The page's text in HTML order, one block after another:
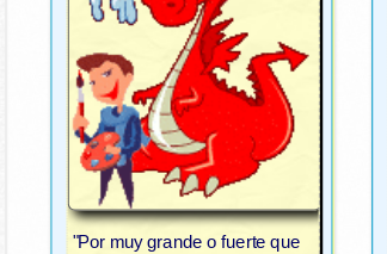
"Por muy grande o fuerte que